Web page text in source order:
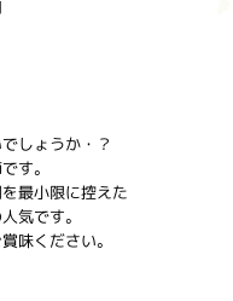
しょうか・？
す。
最小限に控えた
気です。
味ください。